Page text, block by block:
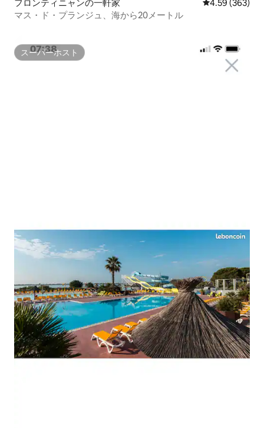
フロンティニャンの一軒家 レビュー363
4.59 (363)
マス・ド・プランジュ、海から20メートル
スーパーホスト
スーパーホスト